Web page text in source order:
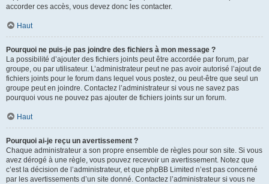
accorder ces accès, vous devez donc les contacter.
Haut
Pourquoi ne puis-je pas joindre des fichiers à mon message ?
La possibilité d’ajouter des fichiers joints peut être accordée par forum, par
groupe, ou par utilisateur. L’administrateur peut ne pas avoir autorisé l’ajout de
fichiers joints pour le forum dans lequel vous postez, ou peut-être que seul un
groupe peut en joindre. Contactez l’administrateur si vous ne savez pas
pourquoi vous ne pouvez pas ajouter de fichiers joints sur un forum.
Haut
Pourquoi ai-je reçu un avertissement ?
Chaque administrateur a son propre ensemble de règles pour son site. Si vous
avez dérogé à une règle, vous pouvez recevoir un avertissement. Notez que
c’est la décision de l’administrateur, et que phpBB Limited n’est pas concerné
par les avertissements d’un site donné. Contactez l’administrateur si vous ne